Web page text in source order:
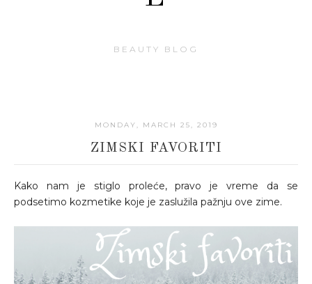
BEAUTY BLOG
MONDAY, MARCH 25, 2019
ZIMSKI FAVORITI
Kako nam je stiglo proleće, pravo je vreme da se
podsetimo kozmetike koje je zaslužila pažnju ove zime.